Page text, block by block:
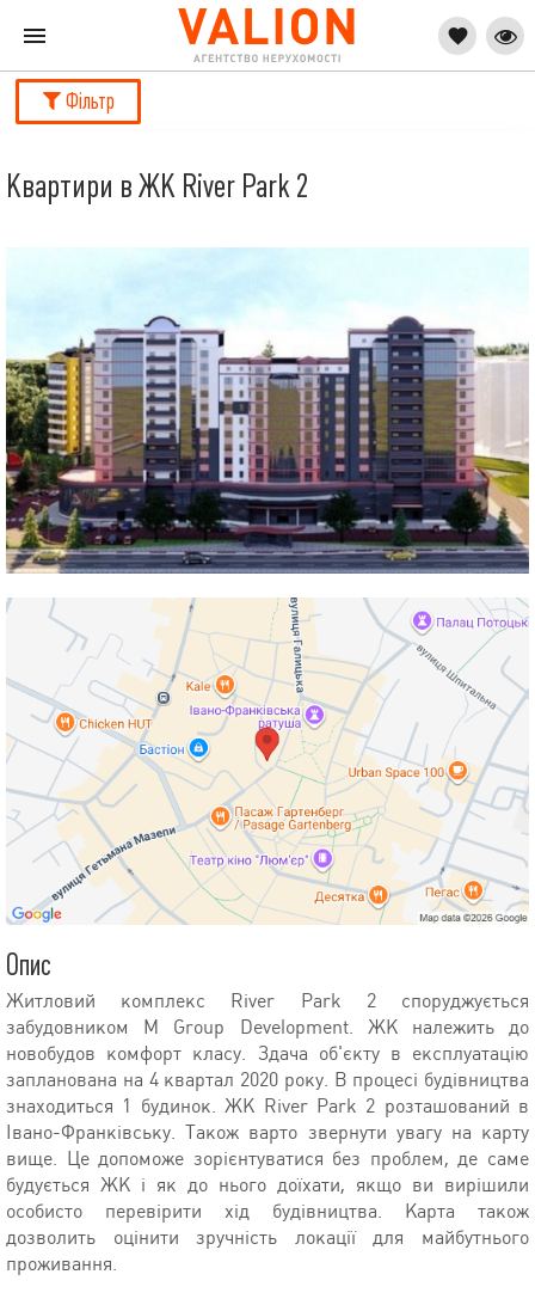
Фільтр
Квартири в ЖК River Park 2
Опис
Житловий комплекс River Park 2 споруджується
забудовником M Group Development. ЖК належить до
новобудов комфорт класу. Здача об'єкту в експлуатацію
запланована на 4 квартал 2020 року. В процесі будівництва
знаходиться 1 будинок. ЖК River Park 2 розташований в
Івано-Франківську. Також варто звернути увагу на карту
вище. Це допоможе зорієнтуватися без проблем, де саме
будується ЖК і як до нього доїхати, якщо ви вирішили
особисто перевірити хід будівництва. Карта також
дозволить оцінити зручність локації для майбутнього
проживання.